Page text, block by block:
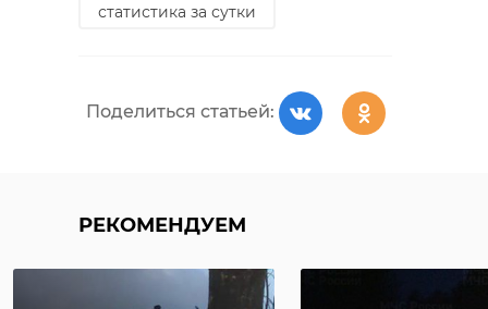
статистика за сутки
Поделиться статьей:
РЕКОМЕНДУЕМ